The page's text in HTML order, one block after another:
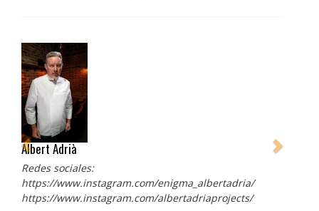
Albert Adrià
Redes sociales:
https://www.instagram.com/enigma_albertadria/
https://www.instagram.com/albertadriaprojects/